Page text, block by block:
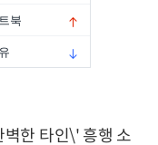
한 타인\' 흥행 소